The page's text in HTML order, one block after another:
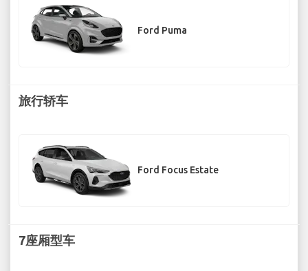
Ford Puma
旅行轿车
Ford Focus Estate
7座厢型车